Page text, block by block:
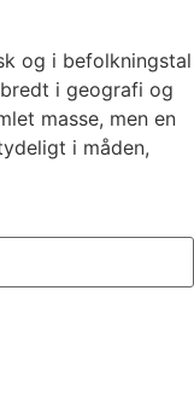
og i befolkningstal
i geografi og
masse, men en
i måden,